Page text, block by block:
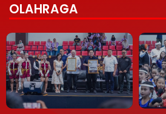
OLAHRAGA